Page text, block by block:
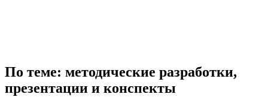
По теме: методические разработки,
презентации и конспекты